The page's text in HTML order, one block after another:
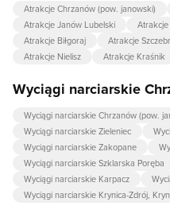
Atrakcje Chrzanów (pow. janowski)
Atrakcje Janów Lubelski
Atrakcje Biłgoraj
Atrakcje
Atrakcje Nielisz
Atrakcje Kraśnik
Wyciągi narciarskie
Wyciągi narciarskie Chrzanów (pow.
Wyciągi narciarskie Zieleniec
Wyciągi narciarskie Zakopane
Wyciągi narciarskie Szklarska Poręba
Wyciągi narciarskie Karpacz
Wyciągi narciarskie Krynica-Zdrój,